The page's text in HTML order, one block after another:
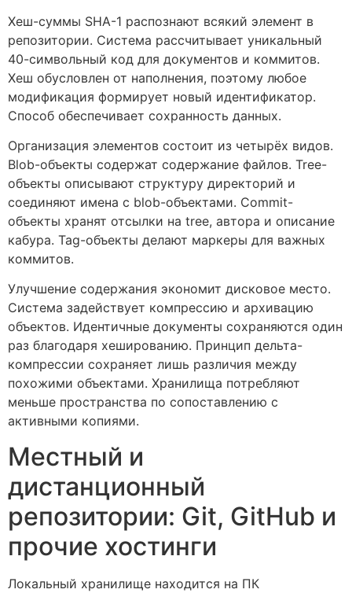
Хеш-суммы SHA-1 распознают всякий элемент в
репозитории. Система рассчитывает уникальный
40-символьный код для документов и коммитов.
Хеш обусловлен от наполнения, поэтому любое
модификация формирует новый идентификатор.
Способ обеспечивает сохранность данных.
Организация элементов состоит из четырёх видов.
Blob-объекты содержат содержание файлов. Tree-
объекты описывают структуру директорий и
соединяют имена с blob-объектами. Commit-
объекты хранят отсылки на tree, автора и описание
кабура. Tag-объекты делают маркеры для важных
коммитов.
Улучшение содержания экономит дисковое место.
Система задействует компрессию и архивацию
объектов. Идентичные документы сохраняются один
раз благодаря хешированию. Принцип дельта-
компрессии сохраняет лишь различия между
похожими объектами. Хранилища потребляют
меньше пространства по сопоставлению с
активными копиями.
Местный и
дистанционный
репозитории: Git, GitHub и
прочие хостинги
Локальный хранилище находится на ПК